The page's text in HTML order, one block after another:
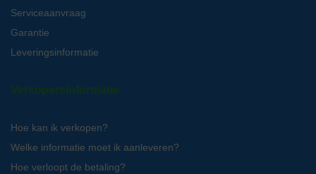
Serviceaanvraag
Garantie
Leveringsinformatie
Verkopersinformatie
Hoe kan ik verkopen?
Welke informatie moet ik aanleveren?
Hoe verloopt de betaling?